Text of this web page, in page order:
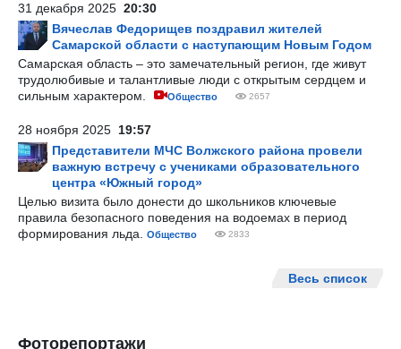
31 декабря 2025 20:30
Вячеслав Федорищев поздравил жителей
Самарской области с наступающим Новым Годом
Самарская область – это замечательный регион, где живут
трудолюбивые и талантливые люди с открытым сердцем и
сильным характером.
Общество 2657
28 ноября 2025 19:57
Представители МЧС Волжского района провели
важную встречу с учениками образовательного
центра «Южный город»
Целью визита было донести до школьников ключевые
правила безопасного поведения на водоемах в период
формирования льда.
Общество 2833
Весь список
Фоторепортажи